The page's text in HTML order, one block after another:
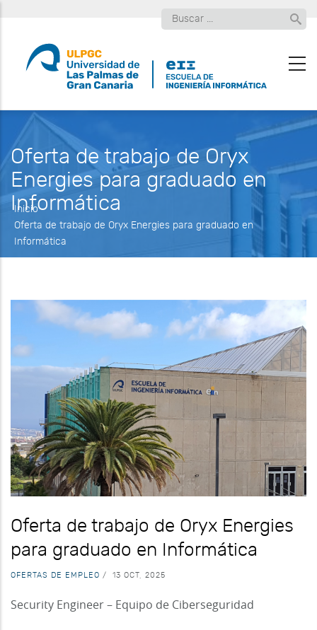
contenido
principal
Buscar
Inicio -
Oferta de trabajo de Oryx Energies para graduado en
Informática
Oferta de trabajo de Oryx
Energies para graduado en
Informática
Oferta de trabajo de Oryx Energies
para graduado en Informática
OFERTAS DE EMPLEO / 13 OCT, 2025
Security Engineer – Equipo de Ciberseguridad